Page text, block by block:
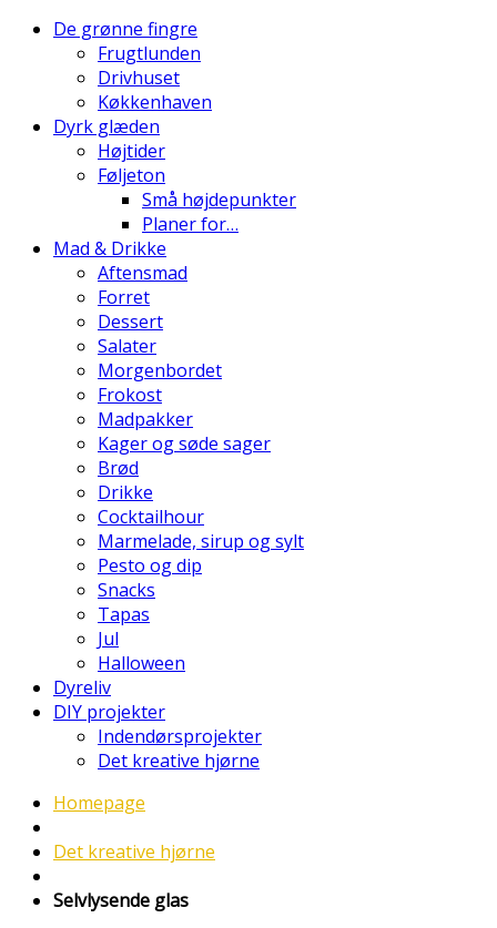
De grønne fingre
Frugtlunden
Drivhuset
Køkkenhaven
Dyrk glæden
Højtider
Føljeton
Små højdepunkter
Planer for…
Mad & Drikke
Aftensmad
Forret
Dessert
Salater
Morgenbordet
Frokost
Madpakker
Kager og søde sager
Brød
Drikke
Cocktailhour
Marmelade, sirup og sylt
Pesto og dip
Snacks
Tapas
Jul
Halloween
Dyreliv
DIY projekter
Indendørsprojekter
Det kreative hjørne
Homepage
Det kreative hjørne
Selvlysende glas